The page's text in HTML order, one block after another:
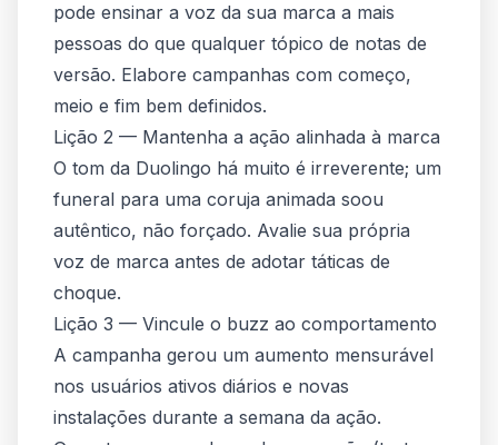
pode ensinar a voz da sua marca a mais
pessoas do que qualquer tópico de notas de
versão. Elabore campanhas com começo,
meio e fim bem definidos.
Lição 2 — Mantenha a ação alinhada à marca
O tom da Duolingo há muito é irreverente; um
funeral para uma coruja animada soou
autêntico, não forçado. Avalie sua própria
voz de marca antes de adotar táticas de
choque.
Lição 3 — Vincule o buzz ao comportamento
A campanha gerou um aumento mensurável
nos usuários ativos diários e novas
instalações durante a semana da ação.